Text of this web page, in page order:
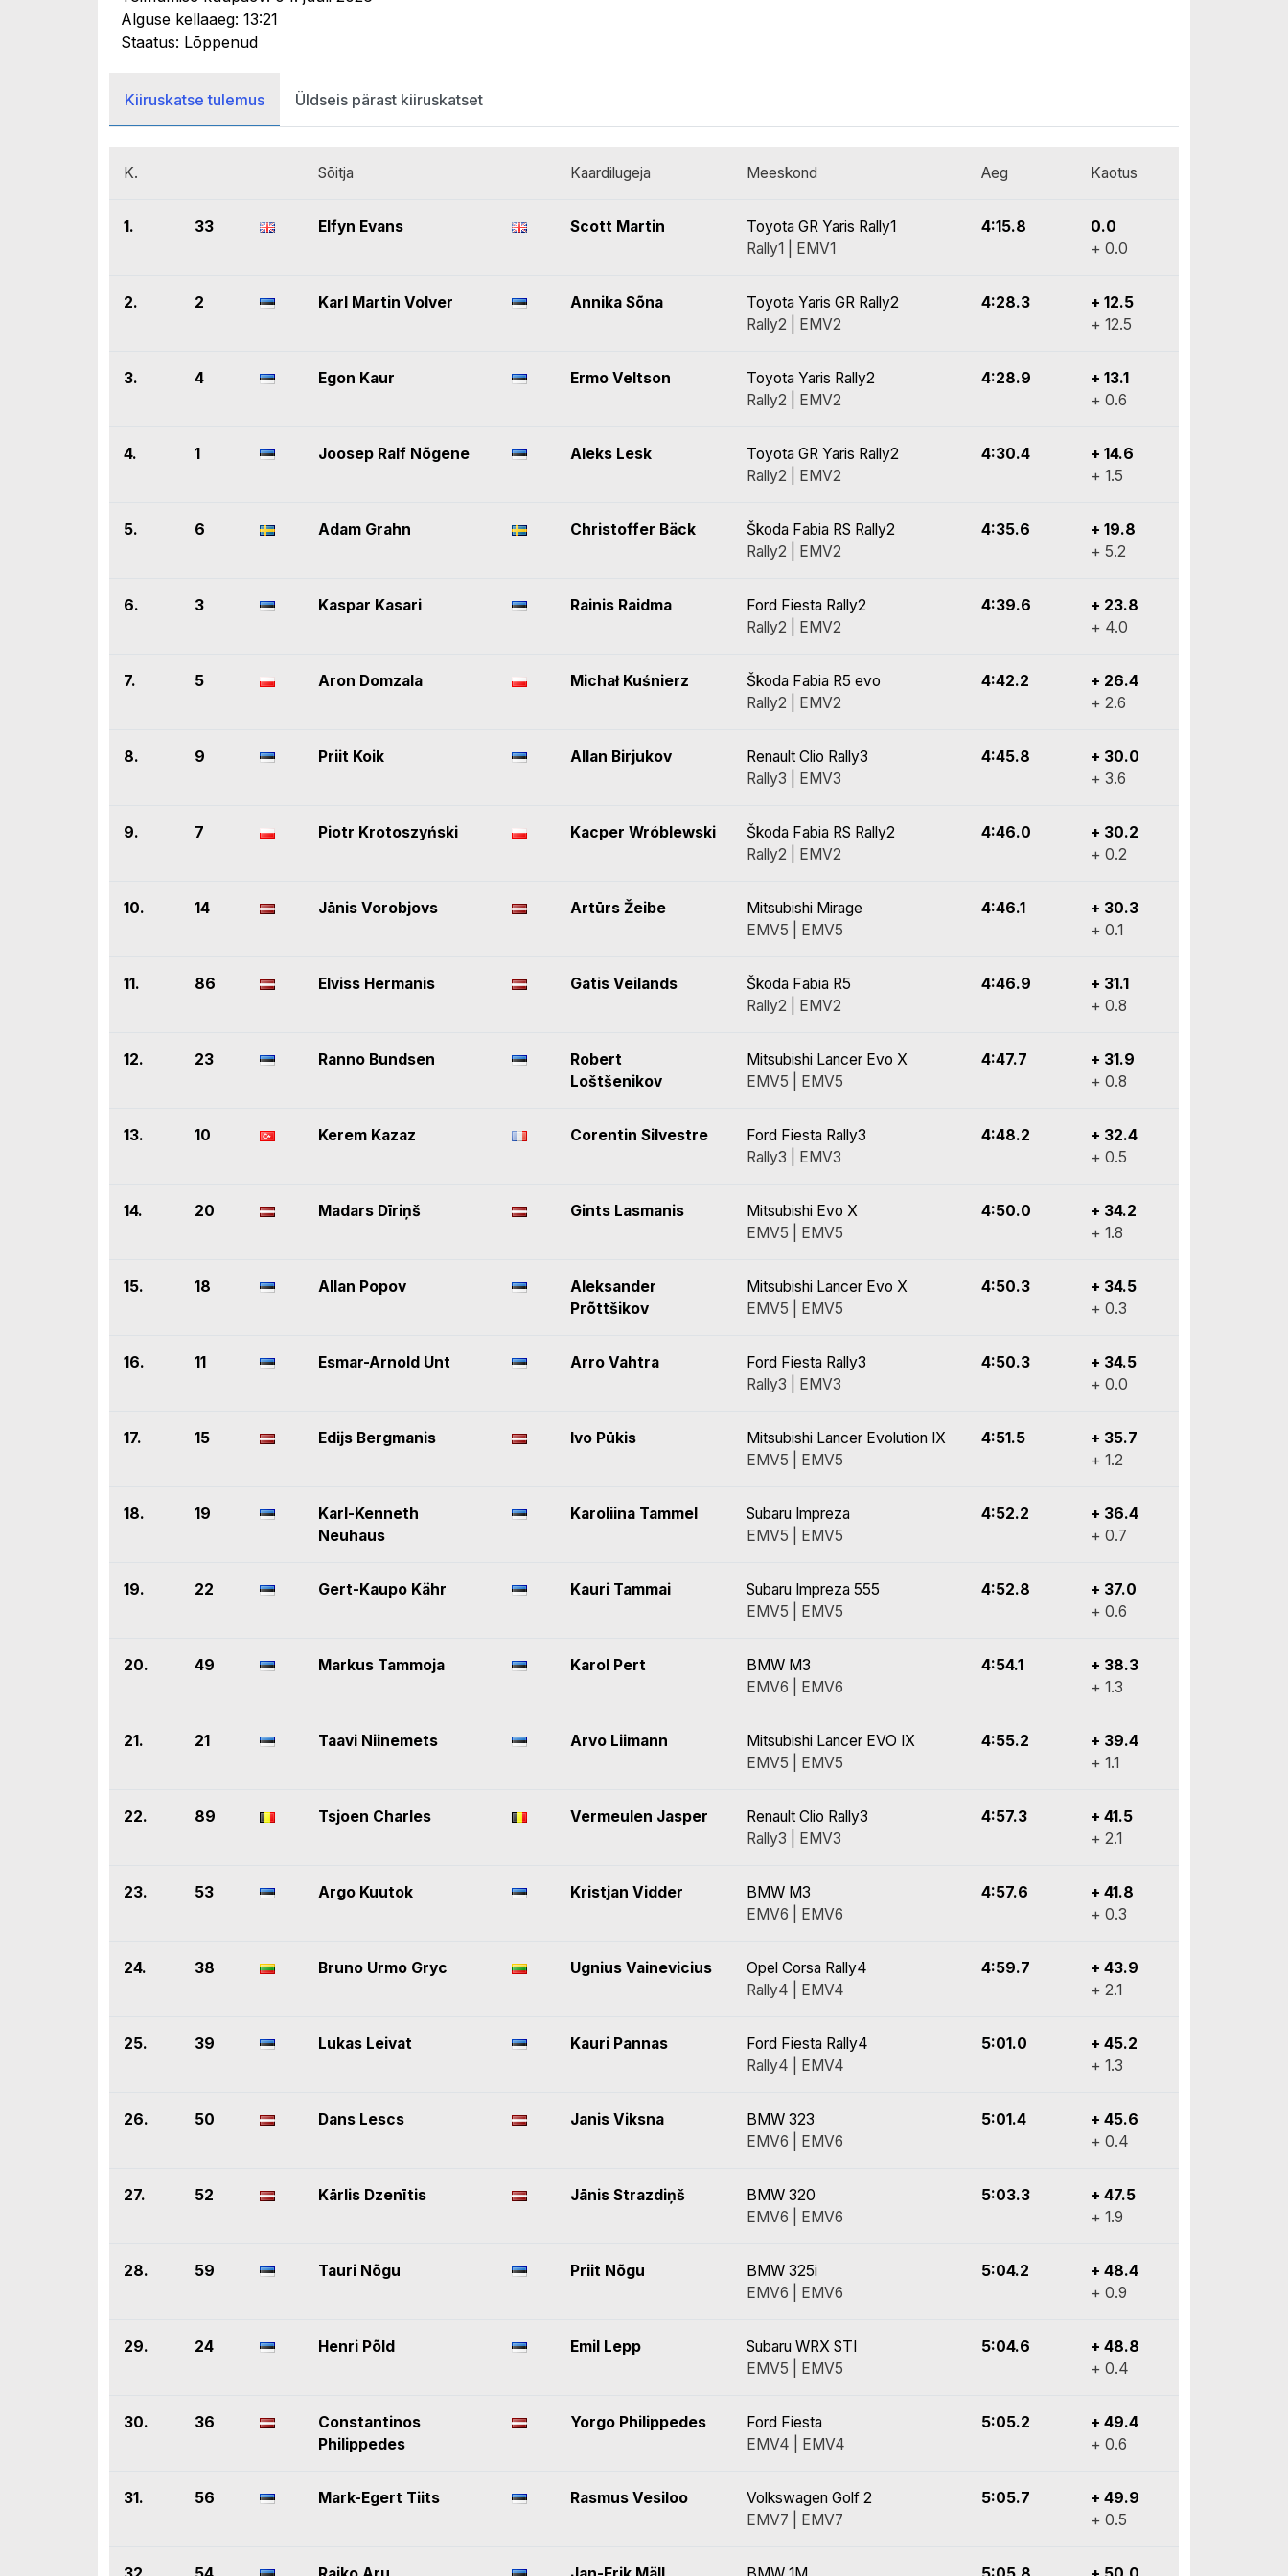
Alguse kellaaeg: 13:21
Staatus: Lõppenud
Kiiruskatse tulemus Üldseis pärast kiiruskatset
K. Sõitja Kaardilugeja Meeskond Aeg Kaotus
1. 33 Elfyn Evans Scott Martin
Toyota GR Yaris Rally1
Rally1 | EMV1
4:15.8
0.0
+ 0.0
2. 2 Karl Martin Volver Annika Sõna
Toyota Yaris GR Rally2
Rally2 | EMV2
4:28.3
+ 12.5
+ 12.5
3. 4 Egon Kaur Ermo Veltson
Toyota Yaris Rally2
Rally2 | EMV2
4:28.9
+ 13.1
+ 0.6
4. 1 Joosep Ralf Nõgene Aleks Lesk
Toyota GR Yaris Rally2
Rally2 | EMV2
4:30.4
+ 14.6
+ 1.5
5. 6 Adam Grahn Christoffer Bäck
Škoda Fabia RS Rally2
Rally2 | EMV2
4:35.6
+ 19.8
+ 5.2
6. 3 Kaspar Kasari Rainis Raidma
Ford Fiesta Rally2
Rally2 | EMV2
4:39.6
+ 23.8
+ 4.0
7. 5 Aron Domzala Michał Kuśnierz
Škoda Fabia R5 evo
Rally2 | EMV2
4:42.2
+ 26.4
+ 2.6
8. 9 Priit Koik Allan Birjukov
Renault Clio Rally3
Rally3 | EMV3
4:45.8
+ 30.0
+ 3.6
9. 7 Piotr Krotoszyński Kacper Wróblewski
Škoda Fabia RS Rally2
Rally2 | EMV2
4:46.0
+ 30.2
+ 0.2
10. 14 Jānis Vorobjovs Artūrs Žeibe
Mitsubishi Mirage
EMV5 | EMV5
4:46.1
+ 30.3
+ 0.1
11. 86 Elviss Hermanis Gatis Veilands
Škoda Fabia R5
Rally2 | EMV2
4:46.9
+ 31.1
+ 0.8
12. 23 Ranno Bundsen
Robert
Loštšenikov
Mitsubishi Lancer Evo X
EMV5 | EMV5
4:47.7
+ 31.9
+ 0.8
13. 10 Kerem Kazaz Corentin Silvestre
Ford Fiesta Rally3
Rally3 | EMV3
4:48.2
+ 32.4
+ 0.5
14. 20 Madars Dīriņš Gints Lasmanis
Mitsubishi Evo X
EMV5 | EMV5
4:50.0
+ 34.2
+ 1.8
15. 18 Allan Popov
Aleksander
Prõttšikov
Mitsubishi Lancer Evo X
EMV5 | EMV5
4:50.3
+ 34.5
+ 0.3
16. 11 Esmar-Arnold Unt Arro Vahtra
Ford Fiesta Rally3
Rally3 | EMV3
4:50.3
+ 34.5
+ 0.0
17. 15 Edijs Bergmanis Ivo Pūkis
Mitsubishi Lancer Evolution IX
EMV5 | EMV5
4:51.5
+ 35.7
+ 1.2
18. 19
Karl-Kenneth
Neuhaus
Karoliina Tammel
Subaru Impreza
EMV5 | EMV5
4:52.2
+ 36.4
+ 0.7
19. 22 Gert-Kaupo Kähr Kauri Tammai
Subaru Impreza 555
EMV5 | EMV5
4:52.8
+ 37.0
+ 0.6
20. 49 Markus Tammoja Karol Pert
BMW M3
EMV6 | EMV6
4:54.1
+ 38.3
+ 1.3
21. 21 Taavi Niinemets Arvo Liimann
Mitsubishi Lancer EVO IX
EMV5 | EMV5
4:55.2
+ 39.4
+ 1.1
22. 89 Tsjoen Charles Vermeulen Jasper
Renault Clio Rally3
Rally3 | EMV3
4:57.3
+ 41.5
+ 2.1
23. 53 Argo Kuutok Kristjan Vidder
BMW M3
EMV6 | EMV6
4:57.6
+ 41.8
+ 0.3
24. 38 Bruno Urmo Gryc Ugnius Vainevicius
Opel Corsa Rally4
Rally4 | EMV4
4:59.7
+ 43.9
+ 2.1
25. 39 Lukas Leivat Kauri Pannas
Ford Fiesta Rally4
Rally4 | EMV4
5:01.0
+ 45.2
+ 1.3
26. 50 Dans Lescs Janis Viksna
BMW 323
EMV6 | EMV6
5:01.4
+ 45.6
+ 0.4
27. 52 Kārlis Dzenītis Jānis Strazdiņš
BMW 320
EMV6 | EMV6
5:03.3
+ 47.5
+ 1.9
28. 59 Tauri Nõgu Priit Nõgu
BMW 325i
EMV6 | EMV6
5:04.2
+ 48.4
+ 0.9
29. 24 Henri Põld Emil Lepp
Subaru WRX STI
EMV5 | EMV5
5:04.6
+ 48.8
+ 0.4
30. 36
Constantinos
Philippedes
Yorgo Philippedes
Ford Fiesta
EMV4 | EMV4
5:05.2
+ 49.4
+ 0.6
31. 56 Mark-Egert Tiits Rasmus Vesiloo
Volkswagen Golf 2
EMV7 | EMV7
5:05.7
+ 49.9
+ 0.5